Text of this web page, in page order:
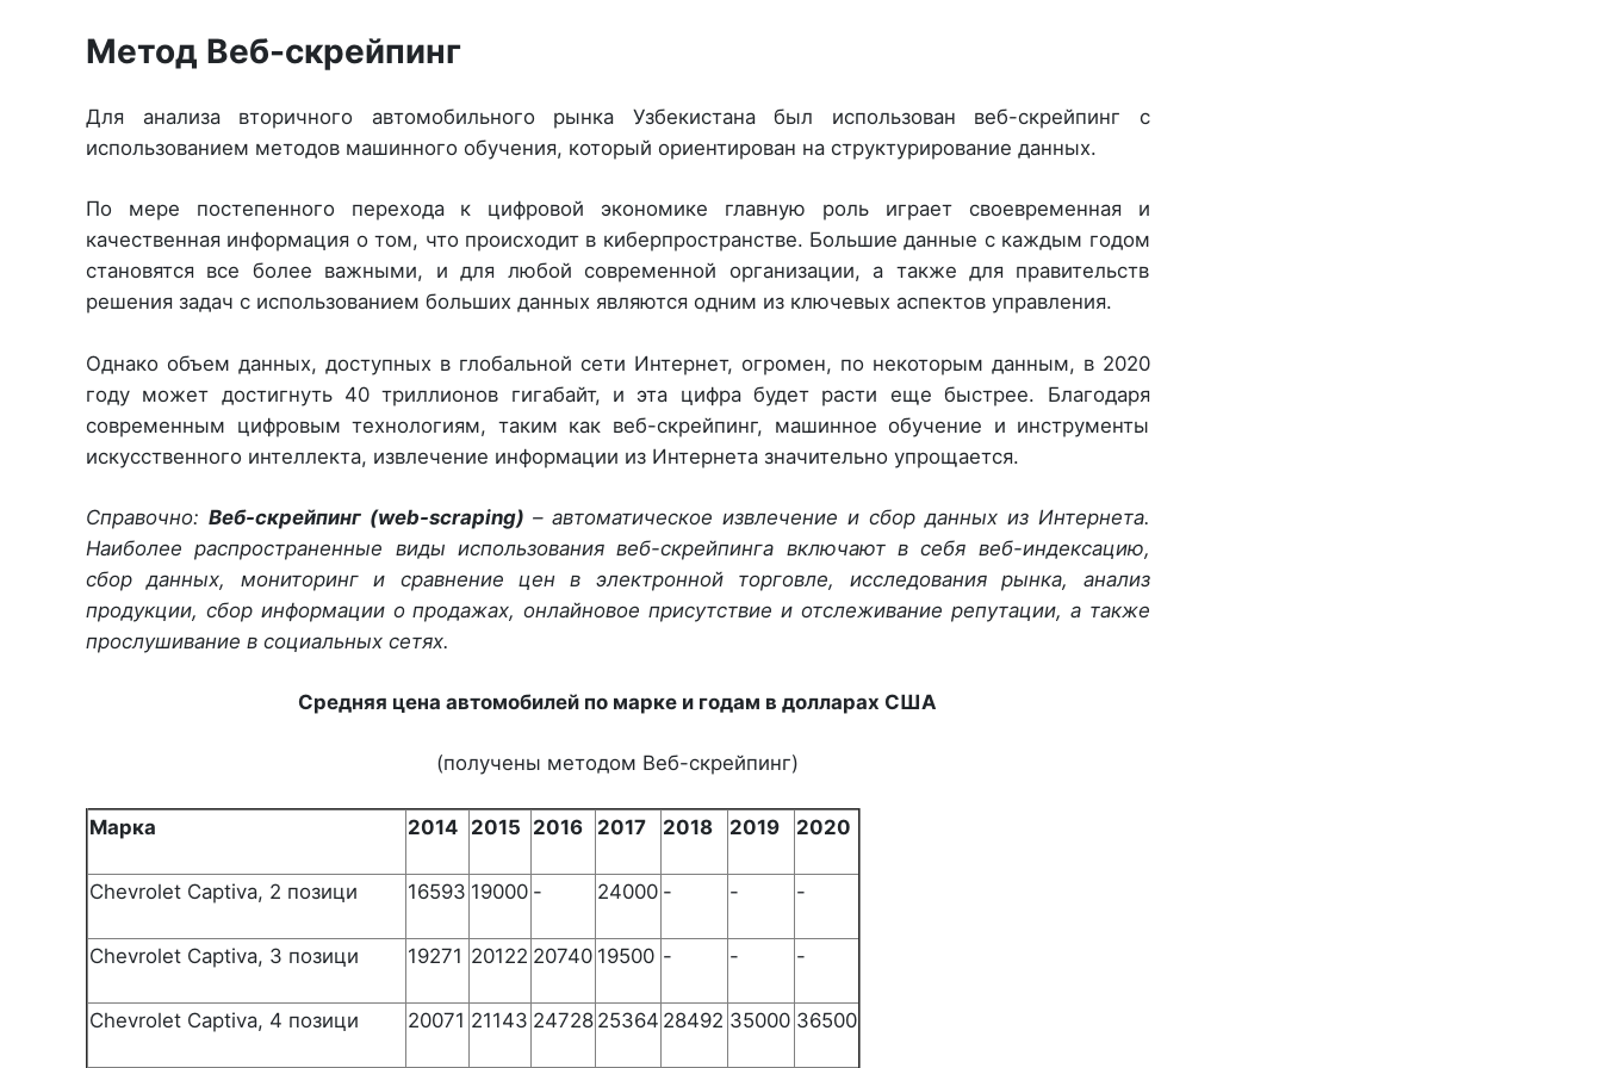
Метод Веб-скрейпинг
Для анализа вторичного автомобильного рынка Узбекистана был использован веб-скрейпинг с
использованием методов машинного обучения, который ориентирован на структурирование данных.
По мере постепенного перехода к цифровой экономике главную роль играет своевременная и
качественная информация о том, что происходит в киберпространстве. Большие данные с каждым годом
становятся все более важными, и для любой современной организации, а также для правительств
решения задач с использованием больших данных являются одним из ключевых аспектов управления.
Однако объем данных, доступных в глобальной сети Интернет, огромен, по некоторым данным, в 2020
году может достигнуть 40 триллионов гигабайт, и эта цифра будет расти еще быстрее. Благодаря
современным цифровым технологиям, таким как веб-скрейпинг, машинное обучение и инструменты
искусственного интеллекта, извлечение информации из Интернета значительно упрощается.
Справочно: Веб-скрейпинг (web-scraping) – автоматическое извлечение и сбор данных из Интернета.
Наиболее распространенные виды использования веб-скрейпинга включают в себя веб-индексацию,
сбор данных, мониторинг и сравнение цен в электронной торговле, исследования рынка, анализ
продукции, сбор информации о продажах, онлайновое присутствие и отслеживание репутации, а также
прослушивание в социальных сетях.
Средняя цена автомобилей по марке и годам в долларах США
(получены методом Веб-скрейпинг)
Марка 2014 2015 2016 2017 2018 2019 2020
Chevrolet Captiva, 2 позици 16593 19000 - 24000 - - -
Chevrolet Captiva, 3 позици 19271 20122 20740 19500 - - -
Chevrolet Captiva, 4 позици 20071 21143 24728 25364 28492 35000 36500